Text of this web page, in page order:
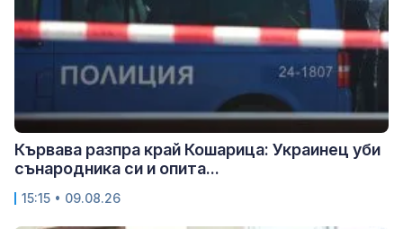
Кървава разпра край Кошарица: Украинец уби
сънародника си и опита...
15:15 • 09.08.26